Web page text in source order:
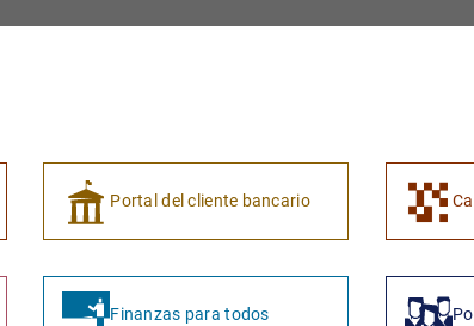
Portal del cliente bancario
Finanzas para todos